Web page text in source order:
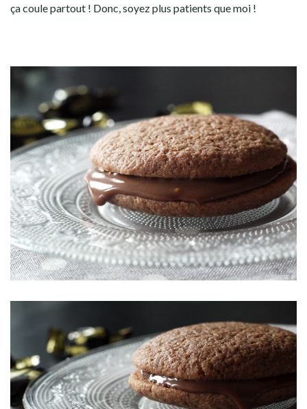
ça coule partout ! Donc, soyez plus patients que moi !